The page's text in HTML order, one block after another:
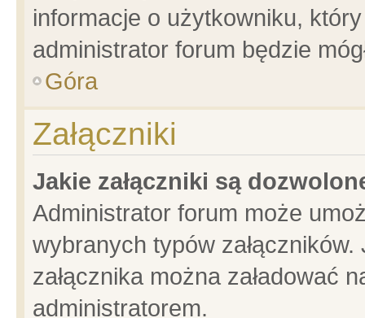
informacje o użytkowniku,
administrator forum będzie
Góra
Załączniki
Jakie załączniki są
Administrator forum może
wybranych typów
załącznika można załadować
administratorem.